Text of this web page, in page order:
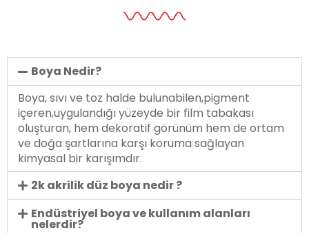
Boya Nedir?
Boya, sıvı ve toz halde bulunabilen,pigment
içeren,uygulandığı yüzeyde bir film tabakası
oluşturan, hem dekoratif görünüm hem de ortam
ve doğa şartlarına karşı koruma sağlayan
kimyasal bir karışımdır.
2k akrilik düz boya nedir ?
Endüstriyel boya ve kullanım alanları
nelerdir?